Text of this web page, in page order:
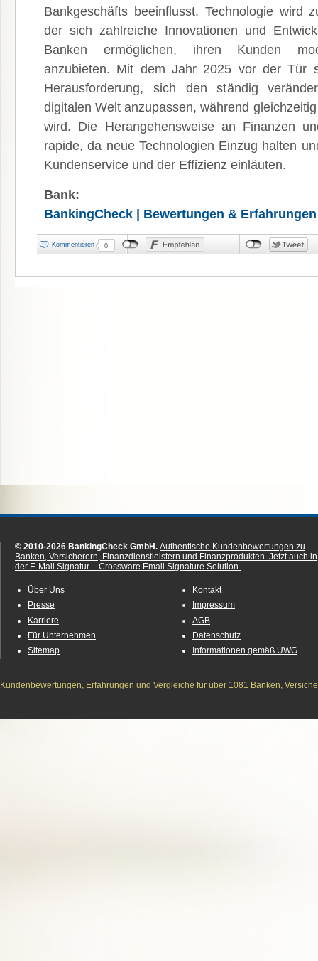
Bankgeschäfts beeinflusst. Technologie wird
der sich zahlreiche Innovationen und
Banken ermöglichen, ihren Kunden
anzubieten. Mit dem Jahr 2025 vor der Tür
Herausforderung, sich den ständig
digitalen Welt anzupassen, während
wird. Die Herangehensweise an Finanzen
rapide, da neue Technologien Einzug halten
Kundenservice und der Effizienz einläuten.
Bank:
BankingCheck | Bewertungen & Erfahrungen
Kommentieren 0
© 2010-2026 BankingCheck GmbH. Authentische Kundenbewertungen zu
Banken, Versicherern, Finanzdienstleistern und Finanzprodukten. Jetzt auch in
der E-Mail Signatur – Crossware Email Signature Solution.
Über Uns
Presse
Karriere
Für Unternehmen
Sitemap
Kontakt
Impressum
AGB
Datenschutz
Informationen gemäß UWG
Kundenbewertungen, Erfahrungen und Vergleiche für über 1081 Banken,